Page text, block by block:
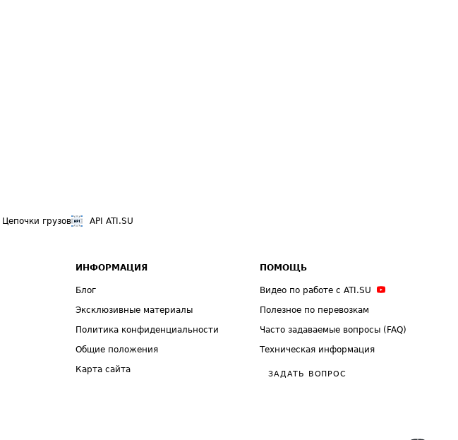
Цепочки грузов API ATI.SU
ИНФОРМАЦИЯ
Блог
Эксклюзивные материалы
Политика конфиденциальности
Общие положения
Карта сайта
ПОМОЩЬ
Видео по работе с ATI.SU
Полезное по перевозкам
Часто задаваемые вопросы (FAQ)
Техническая информация
ЗАДАТЬ ВОПРОС